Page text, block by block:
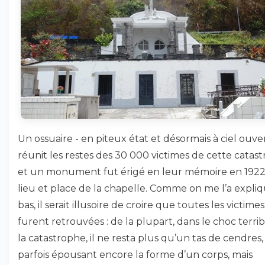
Un ossuaire - en piteux état et désormais à ciel
réunit les restes des 30 000 victimes de cette
et un monument fut érigé en leur mémoire en
lieu et place de la chapelle. Comme on me l’a
bas, il serait illusoire de croire que toutes les victimes
furent retrouvées : de la plupart, dans le choc
la catastrophe, il ne resta plus qu’un tas de cendres,
parfois épousant encore la forme d’un corps, mais